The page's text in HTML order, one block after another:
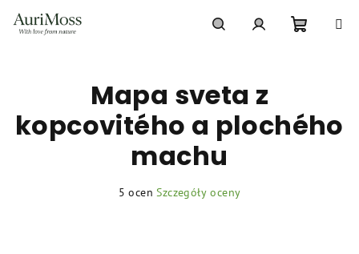
się
Mapa sveta z
kopcovitého a plochého
machu
Średnia
5 ocen Szczegóły oceny